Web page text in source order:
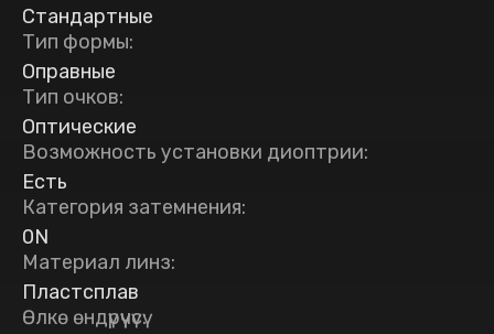
Стандартные
Тип формы:
Оправные
Тип очков:
Оптические
Возможность установки диоптрии:
Есть
Категория затемнения:
0N
Материал линз:
Пластсплав
Өлкө өндүрүүчүсү: